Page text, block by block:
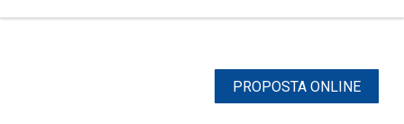
PROPOSTA ONLINE